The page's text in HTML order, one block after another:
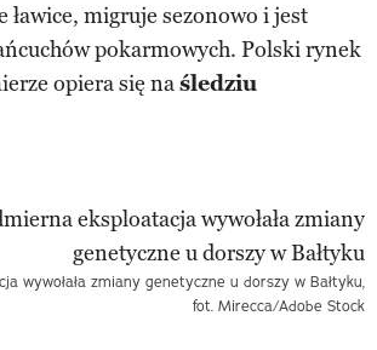
ławice, migruje sezonowo i jest
pokarmowych. Polski rynek
opiera się naśledziu
wywołała zmiany genetyczne u dorszy w Bałtyku,
fot. Mirecca/Adobe Stock